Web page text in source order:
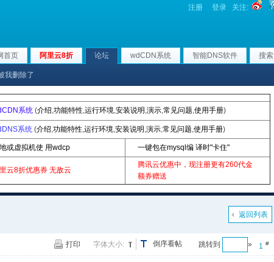
注册 登录 关注:
首页 阿里云8折 论坛 wdCDN系统 智能DNS软件 搜索
我删除了
系统 (介绍,功能特性,运行环境,安装说明 ,演示,常见问题,使用手册)
系统 (介绍,功能特性,运行环境,安装说明 ,演示,常见问题,使用手册)
或虚拟机使 用wdcp 一键包在mysql编 译时"卡住"
云8折优惠券 无敌云
腾讯云优惠中，现注册更有260代金
额券赠送
返回列表
1 #
跳转到 »
倒序看帖
打印 字体大小: